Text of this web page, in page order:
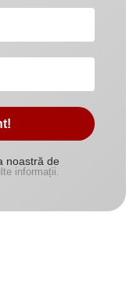
noastră de
informații.